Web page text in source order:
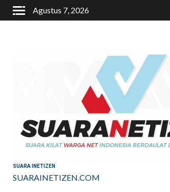
Skip
to
Agustus 7, 2026
SUARA INETIZEN
SUARAINETIZEN.COM